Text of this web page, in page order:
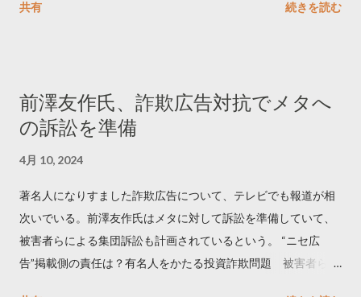
学しました。 ー バズの目安は1300リツイート ー 人は16の熱量
トするのか？ https://marketing.twitter.com/ja/insights/kakusan
共有 続きを読む
前澤友作氏、詐欺広告対抗でメタへ
の訴訟を準備
4月 10, 2024
著名人になりすました詐欺広告について、テレビでも報道が相
次いでいる。前澤友作氏はメタに対して訴訟を準備していて、
被害者らによる集団訴訟も計画されているという。 “ニセ広
告”掲載側の責任は？有名人をかたる投資詐欺問題 被害者らが